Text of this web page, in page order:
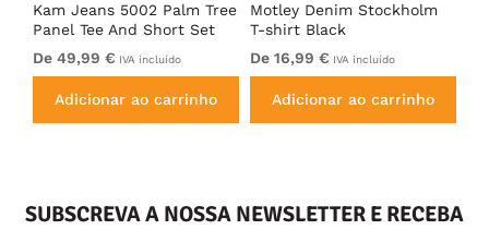
Kam Jeans 5002 Palm Tree
Panel Tee And Short Set
Electric Blue
De 49,99 € IVA incluído
Adicionar ao carrinho
Motley Denim Stockholm
T-shirt Black
De 16,99 € IVA incluído
Adicionar ao carrinho
SUBSCREVA A NOSSA NEWSLETTER E RECEBA